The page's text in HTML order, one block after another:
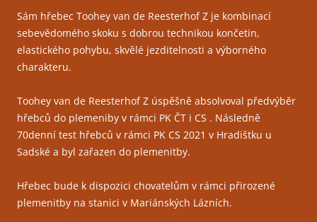
Sám hřebec Toohey van de Reesterhof Z je kombinací
sebevědomého skoku s dobrou technikou končetin,
elastického pohybu, skvělé jezditelnosti a výborného
charakteru.
Toohey van de Reesterhof Z úspěšně absolvoval předvýběr
hřebců do plemeniby v rámci PK ČT i CS . Následně
70denní test hřebců v rámci PK CS 2021 v Hradištku u
Sadské a byl zařazen do plemenitby.
Hřebec bude k dispozici chovatelům v rámci přirozené
plemenitby na stanici v Mariánských Lázních.